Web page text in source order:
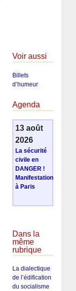
Voir aussi
Billets
d’humeur
Agenda
13 août
2026
La sécurité
civile en
DANGER !
Manifestation
à Paris
Dans la
même
rubrique
La dialectique
de l’édification
du socialisme